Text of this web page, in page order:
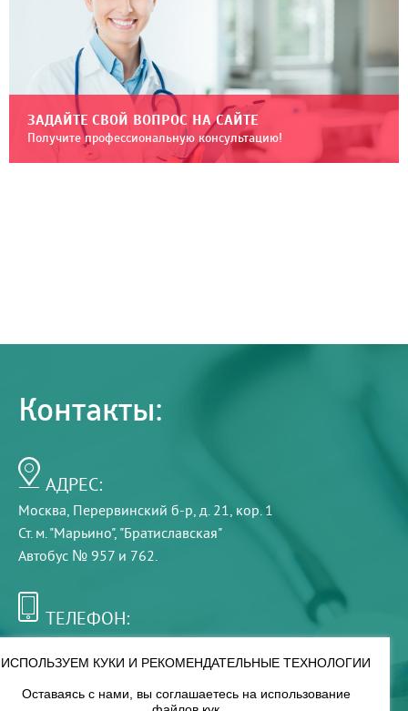
ЗАДАЙТЕ СВОЙ ВОПРОС НА САЙТЕ
Получите профессиональную консультацию!
Контакты:
АДРЕС:
Москва, Перервинский б-р, д. 21, кор. 1
Ст. м. "Марьино", "Братиславская"
Автобус № 957 и 762.
ТЕЛЕФОН:
РЕЖИМ РАБОТЫ:
ИСПОЛЬЗУЕМ КУКИ И РЕКОМЕНДАТЕЛЬНЫЕ ТЕХНОЛОГИИ
Оставаясь с нами, вы соглашаетесь на использование